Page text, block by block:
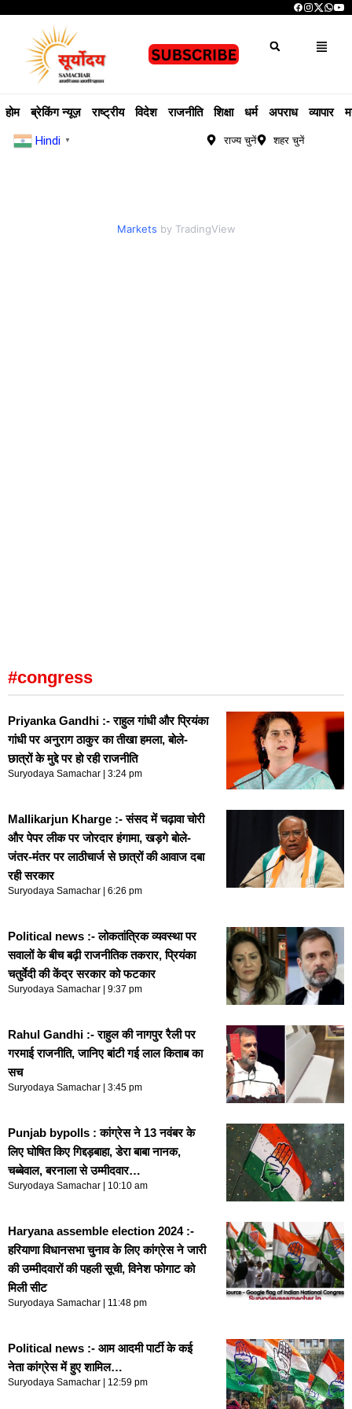
होम ब्रेकिंग न्यूज़ राष्ट्रीय विदेश राजनीति शिक्षा धर्म अपराध व्यापार
Hindi ▼ राज्य चुनें शहर चुनें
Markets by TradingView
#congress
Priyanka Gandhi :- राहुल गांधी और प्रियंका
गांधी पर अनुराग ठाकुर का तीखा हमला, बोले-
छात्रों के मुद्दे पर हो रही राजनीति
Suryodaya Samachar 3:24 pm
Mallikarjun Kharge :- संसद में चढ़ावा चोरी
और पेपर लीक पर जोरदार हंगामा, खड़गे बोले-
जंतर-मंतर पर लाठीचार्ज से छात्रों की आवाज दबा
रही सरकार
Suryodaya Samachar 6:26 pm
Political news :- लोकतांत्रिक व्यवस्था पर
सवालों के बीच बढ़ी राजनीतिक तकरार, प्रियंका
चतुर्वेदी की केंद्र सरकार को फटकार
Suryodaya Samachar 9:37 pm
Rahul Gandhi :- राहुल की नागपुर रैली पर
गरमाई राजनीति, जानिए बांटी गई लाल किताब का
सच
Suryodaya Samachar 3:45 pm
Punjab bypolls : कांग्रेस ने 13 नवंबर के
लिए घोषित किए गिद्दड़बाहा, डेरा बाबा नानक,
चब्बेवाल, बरनाला से उम्मीदवार…
Suryodaya Samachar 10:10 am
Haryana assemble election 2024 :-
हरियाणा विधानसभा चुनाव के लिए कांग्रेस ने जारी
की उम्मीदवारों की पहली सूची, विनेश फोगाट को
मिली सीट
Suryodaya Samachar 11:48 pm
Political news :- आम आदमी पार्टी के कई
नेता कांग्रेस में हुए शामिल…
Suryodaya Samachar 12:59 pm